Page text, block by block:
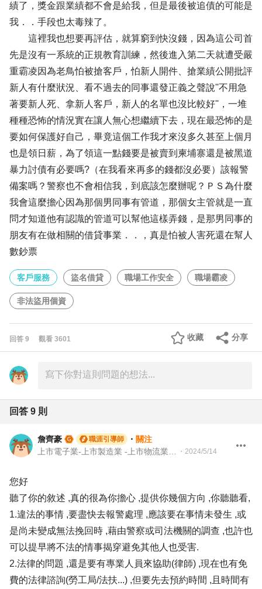
績了，獎金跟業績都不會是給我，但是最後被追債的可能是
我．．手段也太毒辣了。
這裡我也想要再評估，就算窮到快沒錢，因為這公司首
先是沒有一系統的正規教育訓練，然後進入第二天就遭受嚴
重霸凌因為老鳥怕被搶客戶，怕新人開件、搶業績公開批評
新人有什麼狀況、看不過去的同事還發正義之聲說''不用急
著要新人死、拿新人客戶，新人的名單也沒比較好''，一堆
種種恐怖的情況實在讓人無心想繼續下去，現在最恐怖的是
要如何保護好自己，畢竟這個工作我才來沒多久甚至上個月
也是領日薪，為了領這一點錢要是被賣到柬埔寨還是被黑道
暴力討債有必要嗎?（在我看來再多的錢都沒必要）該報警
備案嗎？警察也不會相信我，到底該怎麼辦呢？ＰＳ為什麼
我會這麼擔心因為那個男同事有管道，那個女主管就是一直
問才知道他有認識的管道可以幫他這樣弄錢，是那男同事的
朋友有在做相關的借貸事業．．，真是怕被人害死還在幫人
數鈔票
客戶服務 盜名借貸 職場工作安全 職場霸凌
非法盜用個資
回答 9 觀看 3601 分享
收藏
回答 9 則
詹齊豪 職涯引導師 ・ 關注
・ 2024/5/14
您好
聽了你的敘述 ,真的很為你擔心 ,提供你幾個方向 ,你聽聽看,
1.違法的事情 ,要盡快去報警處理 ,應該要在事情未發生 ,或
是尚未變成無法挽回時 ,藉由警察或司法機關的調查 ,也許也
可以提早將不法的情事揭穿避免其他人也受害.
2.法律的問題 ,還是要有專業人員來協助(律師) ,現在也有免
費的法律諮詢(勞工局/法扶...) ,但要先去預約時間 ,且時間有